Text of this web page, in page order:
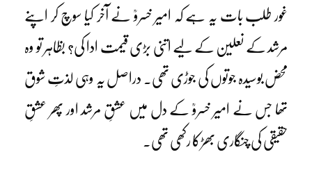
غور طلب بات یہ ہے کہ امیر خسروؒ نے آخر کیا سوچ کر اپنے
مرشد کے نعلین کے لیے اتنی بڑی قیمت ادا کی؟ بظاہر تو وہ
محض بوسیدہ جوتوں کی جوڑی تھی۔ دراصل یہ وہی لذتِ شوق
تھا جس نے امیر خسروؒ کے دل میں عشقِ مرشد اور پھر عشقِ
حقیقی کی چنگاری بھڑکا رکھی تھی۔